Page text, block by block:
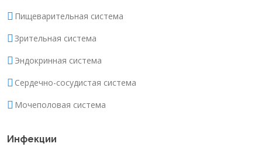
Пищеварительная система
Зрительная система
Эндокринная система
Сердечно-сосудистая система
Мочеполовая система
Инфекции